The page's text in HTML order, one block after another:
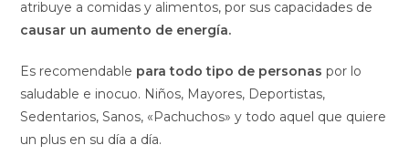
atribuye a comidas y alimentos, por sus capacidades de
causar un aumento de energía.
Es recomendable para todo tipo de personas por lo
saludable e inocuo. Niños, Mayores, Deportistas,
Sedentarios, Sanos, «Pachuchos» y todo aquel que quiere
un plus en su día a día.